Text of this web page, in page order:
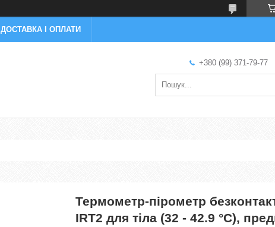
ДОСТАВКА І ОПЛАТИ
+380 (99) 371-79-77
Термометр-пірометр
IRT2 для тіла (32 - 42.9 °C),